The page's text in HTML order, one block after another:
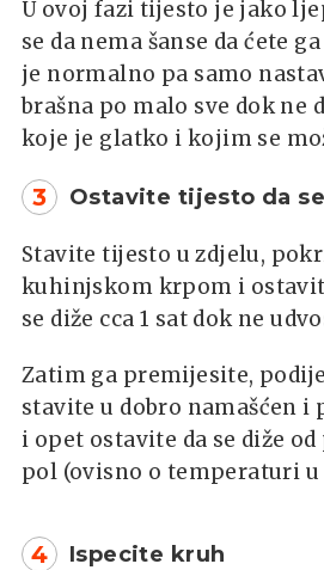
U ovoj fazi tijesto je jako
se da nema šanse da ćete
je normalno pa samo
brašna po malo sve dok ne
koje je glatko i kojim se
3 Ostavite tijesto da
Stavite tijesto u zdjelu,
kuhinjskom krpom i
se diže cca 1 sat dok ne
Zatim ga premijesite,
stavite u dobro namašćen i
i opet ostavite da se diže
pol (ovisno o temperaturi
4 Ispecite kruh